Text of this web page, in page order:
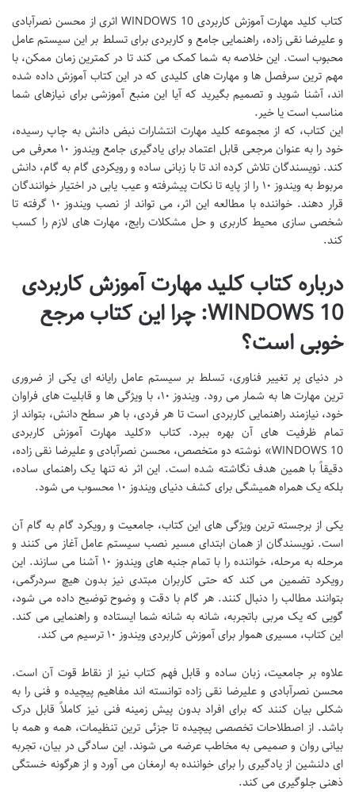
کتاب کلید مهارت آموزش کاربردی WINDOWS 10 اثری از محسن نصرآبادی
و علیرضا نقی زاده، راهنمایی جامع و کاربردی برای تسلط بر این سیستم عامل
محبوب است. این خلاصه به شما کمک می کند تا در کمترین زمان ممکن، با
مهم ترین سرفصل ها و مهارت های کلیدی که در این کتاب آموزش داده شده
اند، آشنا شوید و تصمیم بگیرید که آیا این منبع آموزشی برای نیازهای شما
مناسب است یا خیر.
این کتاب، که از مجموعه کلید مهارت انتشارات نبض دانش به چاپ رسیده،
خود را به عنوان مرجعی قابل اعتماد برای یادگیری جامع ویندوز ۱۰ معرفی می
کند. نویسندگان تلاش کرده اند تا با زبانی ساده و رویکردی گام به گام، دانش
مربوط به ویندوز ۱۰ را از پایه تا نکات پیشرفته و عیب یابی در اختیار خوانندگان
قرار دهند. خواننده با مطالعه این اثر، می تواند از نصب ویندوز ۱۰ گرفته تا
شخصی سازی محیط کاربری و حل مشکلات رایج، مهارت های لازم را کسب
کند.
درباره کتاب کلید مهارت آموزش کاربردی
WINDOWS 10: چرا این کتاب مرجع
خوبی است؟
در دنیای پر تغییر فناوری، تسلط بر سیستم عامل رایانه ای یکی از ضروری
ترین مهارت ها به شمار می رود. ویندوز ۱۰، با ویژگی ها و قابلیت های فراوان
خود، نیازمند راهنمایی کاربردی است تا هر فردی، با هر سطح دانش، بتواند از
تمام ظرفیت های آن بهره ببرد. کتاب «کلید مهارت آموزش کاربردی
WINDOWS 10» نوشته دو متخصص، محسن نصرآبادی و علیرضا نقی زاده،
دقیقاً با همین هدف نگاشته شده است. این اثر نه تنها یک راهنمای ساده،
بلکه یک همراه همیشگی برای کشف دنیای ویندوز ۱۰ محسوب می شود.
یکی از برجسته ترین ویژگی های این کتاب، جامعیت و رویکرد گام به گام آن
است. نویسندگان از همان ابتدای مسیر نصب سیستم عامل آغاز می کنند و
مرحله به مرحله، خواننده را با تمام جنبه های ویندوز ۱۰ آشنا می سازند. این
رویکرد تضمین می کند که حتی کاربران مبتدی نیز بدون هیچ سردرگمی،
بتوانند مطالب را دنبال کنند. هر گام با دقت و وضوح توضیح داده می شود،
گویی که یک مربی باتجربه، شانه به شانه شما ایستاده و راهنمایی می کند.
این کتاب، مسیری هموار برای آموزش کاربردی ویندوز ۱۰ ترسیم می کند.
علاوه بر جامعیت، زبان ساده و قابل فهم کتاب نیز از نقاط قوت آن است.
محسن نصرآبادی و علیرضا نقی زاده توانسته اند مفاهیم پیچیده و فنی را به
شکلی بیان کنند که برای افراد بدون پیش زمینه فنی نیز کاملاً قابل درک
باشد. از اصطلاحات تخصصی پیچیده تا جزئی ترین تنظیمات، همه و همه با
بیانی روان و صمیمی به مخاطب عرضه می شوند. این سادگی در بیان، تجربه
ای دلنشین از یادگیری را برای خواننده به ارمغان می آورد و از هرگونه خستگی
ذهنی جلوگیری می کند.